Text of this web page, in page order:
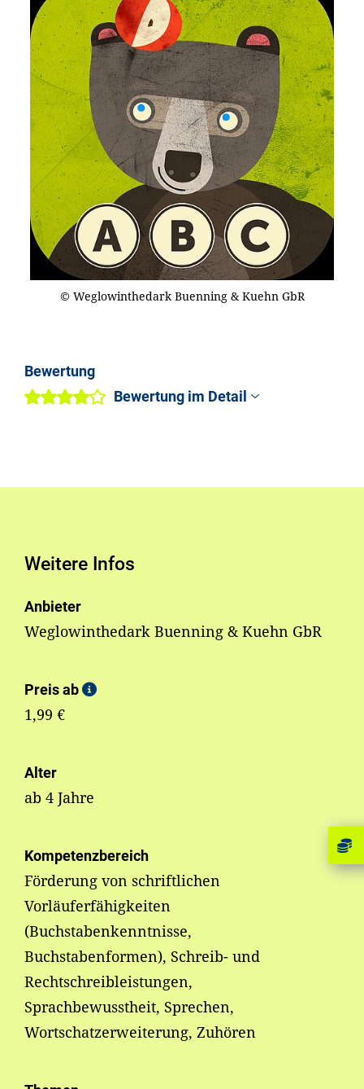
© Weglowinthedark Buenning & Kuehn GbR
Bewertung
Bewertung im Detail
Weitere Infos
Anbieter
Weglowinthedark Buenning & Kuehn GbR
Preis ab
1,99 €
Alter
ab 4 Jahre
Kompetenzbereich
Förderung von schriftlichen
Vorläuferfähigkeiten
(Buchstabenkenntnisse,
Buchstabenformen), Schreib- und
Rechtschreibleistungen,
Sprachbewusstheit, Sprechen,
Wortschatzerweiterung, Zuhören